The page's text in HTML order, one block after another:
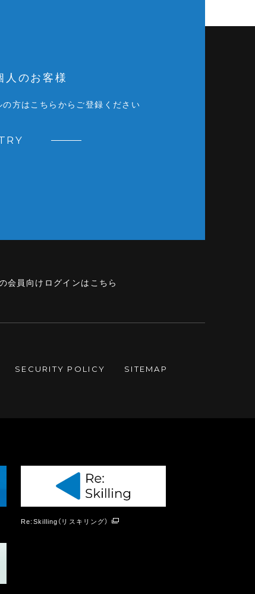
人のお客様
方はこちらからご登録ください
会員向けログインはこちら
SECURITY POLICY SITEMAP
Re:Skilling（リスキリング）